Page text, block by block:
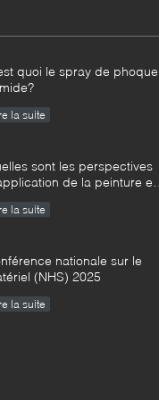
quoi le spray de phoque
la suite
sont les perspectives
de la peinture en
la suite
nationale sur le
(NHS) 2025
la suite